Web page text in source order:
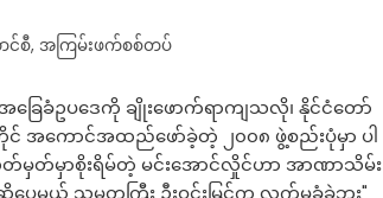
င်စီ, အကြမ်းဖက်စစ်တပ်
ေခံဥပဒေကို ချိုးဖောက်ရာကျသလို၊ နိုင်ငံတော်
အကောင်အထည်ဖော်ခဲ့တဲ့ ၂၀၀၈ ဖွဲ့စည်းပုံမှာ ပါ
တ်မှတ်မှာစိုးရိမ်တဲ့ မင်းအောင်လှိုင်ဟာ အာဏာသိမ်း
ဆိုပေမယ့် သမ္မတကြီး ဦးဝင်းမြင့်က လက်မခံခဲ့ဘူး"